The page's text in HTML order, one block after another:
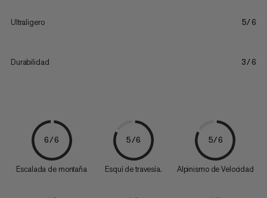
Ultraligero 5/6
Durabilidad 3/6
6/6
Escalada de montaña
5/6
Esquí de travesía.
5/6
Alpinismo de Velocidad